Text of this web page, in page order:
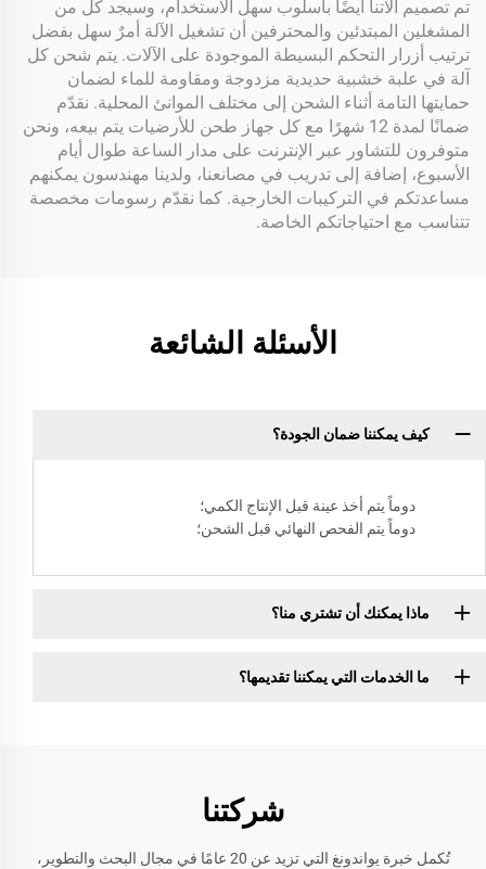
تم تصميم آلاتنا أيضًا بأسلوب سهل الاستخدام، وسيجد كل من
المشغلين المبتدئين والمحترفين أن تشغيل الآلة أمرٌ سهل بفضل
ترتيب أزرار التحكم البسيطة الموجودة على الآلات. يتم شحن كل
آلة في علبة خشبية حديدية مزدوجة ومقاومة للماء لضمان
حمايتها التامة أثناء الشحن إلى مختلف الموانئ المحلية. نقدّم
ضمانًا لمدة 12 شهرًا مع كل جهاز طحن للأرضيات يتم بيعه، ونحن
متوفرون للتشاور عبر الإنترنت على مدار الساعة طوال أيام
الأسبوع، إضافة إلى تدريب في مصانعنا، ولدينا مهندسون يمكنهم
مساعدتكم في التركيبات الخارجية. كما نقدّم رسومات مخصصة
تتناسب مع احتياجاتكم الخاصة.
الأسئلة الشائعة
كيف يمكننا ضمان الجودة؟
دوماً يتم أخذ عينة قبل الإنتاج الكمي؛
دوماً يتم الفحص النهائي قبل الشحن؛
ماذا يمكنك أن تشتري منا؟
ما الخدمات التي يمكننا تقديمها؟
شركتنا
تُكمل خبرة يواندونغ التي تزيد عن 20 عامًا في مجال البحث والتطوير،